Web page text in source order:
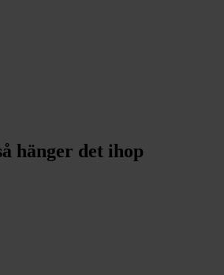
hänger det ihop